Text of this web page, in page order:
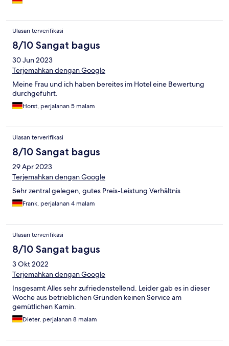
Ulasan terverifikasi
8/10 Sangat bagus
30 Jun 2023
Terjemahkan dengan Google
Meine Frau und ich haben bereites im Hotel eine Bewertung
durchgeführt.
Horst, perjalanan 5 malam
Ulasan terverifikasi
8/10 Sangat bagus
29 Apr 2023
Terjemahkan dengan Google
Sehr zentral gelegen, gutes Preis-Leistung Verhältnis
Frank, perjalanan 4 malam
Ulasan terverifikasi
8/10 Sangat bagus
3 Okt 2022
Terjemahkan dengan Google
Insgesamt Alles sehr zufriedenstellend. Leider gab es in dieser
Woche aus betrieblichen Gründen keinen Service am
gemütlichen Kamin.
Dieter, perjalanan 8 malam